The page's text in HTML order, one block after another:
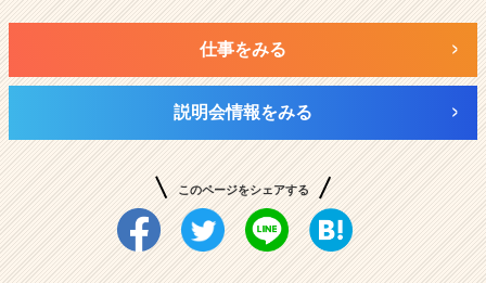
仕事をみる
説明会情報をみる
このページをシェアする